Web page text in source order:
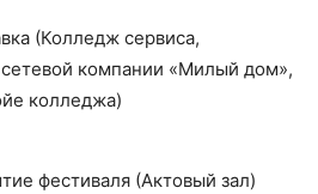
(Колледж сервиса,
компании «Милый дом»,
колледжа)
фестиваля (Актовый зал)